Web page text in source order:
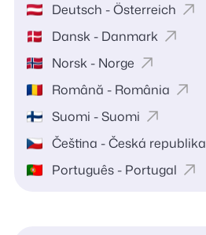
Deutsch - Österreich
Dansk - Danmark
Norsk - Norge
Română - România
Suomi - Suomi
Čeština - Česká republika
Português - Portugal